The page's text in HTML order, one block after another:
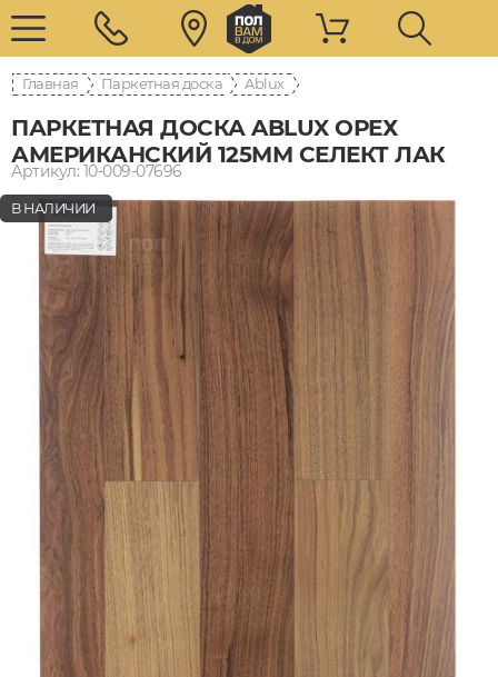
Главная Паркетная доска Ablux
ПАРКЕТНАЯ ДОСКА ABLUX ОРЕХ
АМЕРИКАНСКИЙ 125ММ СЕЛЕКТ ЛАК
Артикул: 10-009-07696
В НАЛИЧИИ